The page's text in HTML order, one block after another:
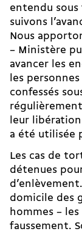
entendu
suivons
Nous
– Ministère
avancer les
les
confessés
leur
a été utilisée
Les cas de
détenues
domicile des
hommes –
faussement.